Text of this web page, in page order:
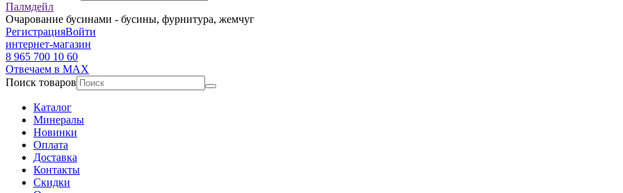
Палмдейл
Очарование бусинами - бусины, фурнитура, жемчуг
РегистрацияВойти
интернет-магазин
8 965 700 10 60
Отвечаем в MAX
Поиск товаров
Каталог
Минералы
Новинки
Оплата
Доставка
Контакты
Скидки